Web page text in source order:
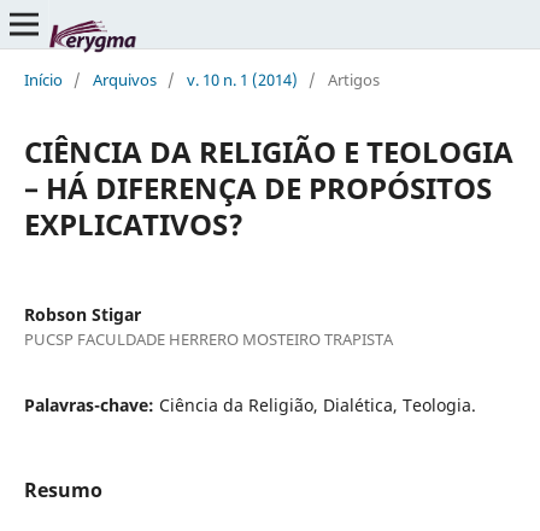
Início / Arquivos / v. 10 n. 1 (2014) / Artigos
CIÊNCIA DA RELIGIÃO E TEOLOGIA
– HÁ DIFERENÇA DE PROPÓSITOS
EXPLICATIVOS?
Robson Stigar
PUCSP FACULDADE HERRERO MOSTEIRO TRAPISTA
Palavras-chave: Ciência da Religião, Dialética, Teologia.
Resumo